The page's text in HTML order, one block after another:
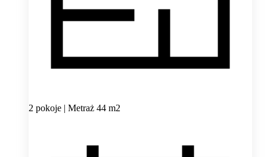
2 pokoje | Metraż 44 m2